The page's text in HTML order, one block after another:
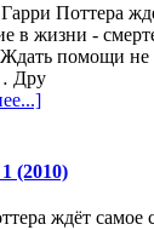
Поттера
в жизни -
помощи не
Дру
(2010)
ждёт самое